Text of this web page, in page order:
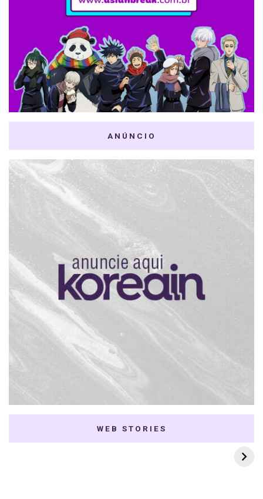
ANÚNCIO
WEB STORIES
7 K-dramas Enemies
to Lovers
Thai Dramas com
First e Khaotung